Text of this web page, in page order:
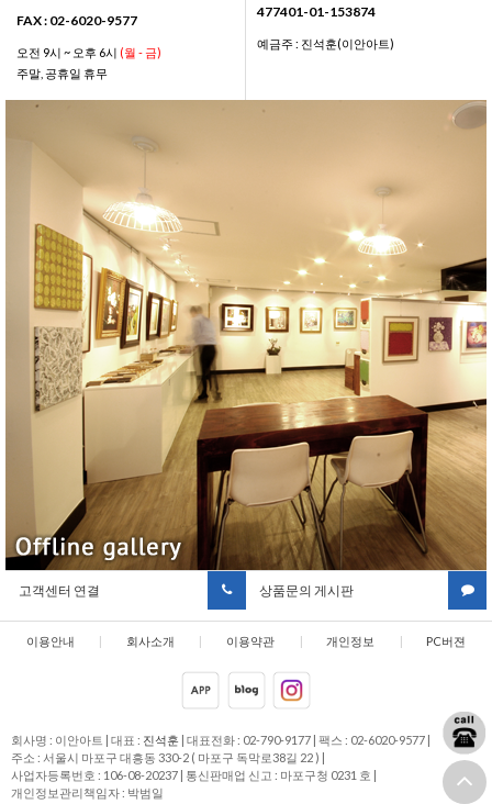
FAX : 02-6020-9577
오전 9시 ~ 오후 6시 (월 - 금)
주말, 공휴일 휴무
477401-01-153874
예금주 : 진석훈(이안아트)
고객센터 연결 상품문의 게시판
이용안내 | 회사소개 | 이용약관 | 개인정보 | PC버젼
회사명 : 이안아트 | 대표 : 진석훈 | 대표전화 : 02-790-9177 | 팩스 : 02-6020-9577 |
주소 : 서울시 마포구 대흥동 330-2 ( 마포구 독막로38길 22 ) |
사업자등록번호 : 106-08-20237 | 통신판매업 신고 : 마포구청 0231 호 |
개인정보관리책임자 : 박범일